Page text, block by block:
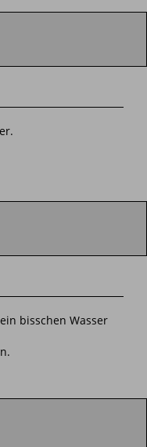
bisschen Wasser